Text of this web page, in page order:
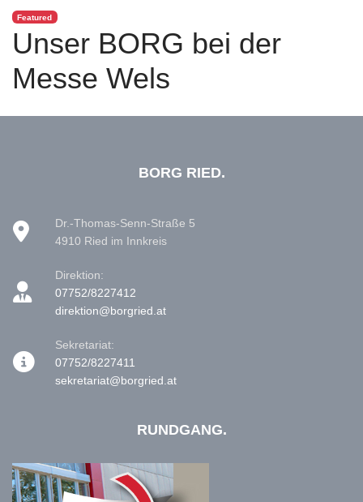
Featured
Unser BORG bei der
Messe Wels
BORG RIED.
Dr.-Thomas-Senn-Straße 5
4910 Ried im Innkreis
Direktion:
07752/8227412
direktion@borgried.at
Sekretariat:
07752/8227411
sekretariat@borgried.at
RUNDGANG.